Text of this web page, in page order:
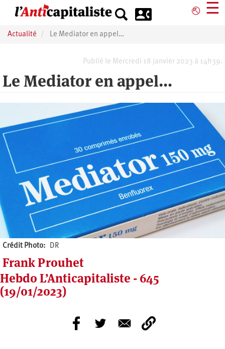
principal
⎋ ☰
Actualité Le Mediator en appel…
Publié le Mercredi 18 janvier 2023 à 14h39.
Le Mediator en appel…
Crédit Photo DR
Frank Prouhet
Hebdo L’Anticapitaliste - 645
(19/01/2023)